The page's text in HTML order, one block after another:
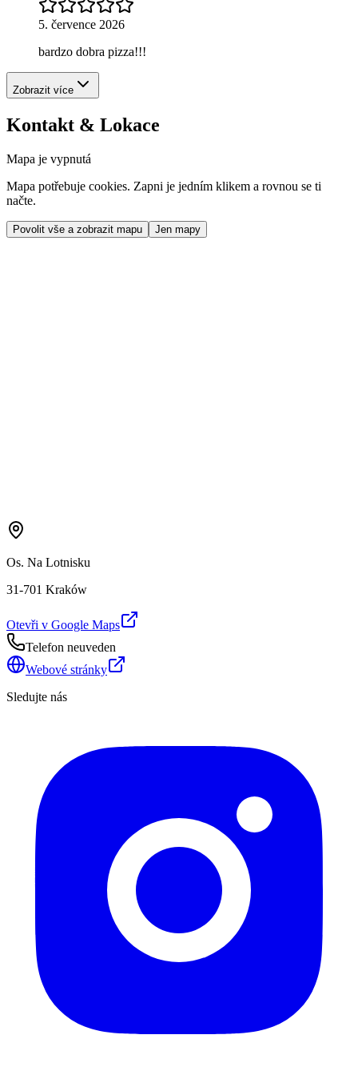
5. července 2026
bardzo dobra pizza!!!
Zobrazit více
Kontakt & Lokace
Mapa je vypnutá
Mapa potřebuje cookies. Zapni je jedním klikem a rovnou se ti
načte.
Povolit vše a zobrazit mapu Jen mapy
Os. Na Lotnisku
31-701 Kraków
Otevři v Google Maps
Telefon neuveden
Webové stránky
Sledujte nás